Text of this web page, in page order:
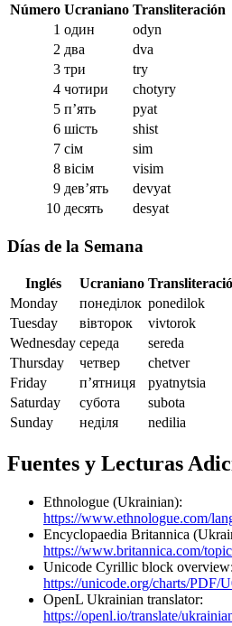
Número Ucraniano Transliteración
1 один
odyn
2 два
dva
3 три
try
4 чотири
chotyry
5 п’ять
pyat
6 шість
shist
7 сім
sim
8 вісім
visim
9 дев’ять
devyat
10 десять desyat
Días de la Semana
Inglés Ucraniano
Monday
понеділок ponedilok
Tuesday
вівторок
vivtorok
Wednesday середа
sereda
Thursday
четвер
chetver
Friday
п’ятниця
pyatnytsia
Saturday
субота
subota
Sunday
неділя nedilia
Fuentes y Lecturas
Ethnologue (Ukrainian):
https://www.ethnologue.com/
Encyclopaedia Britannica
https://www.britannica.com/
Unicode Cyrillic block overview:
https://unicode.org/charts/PDF/
OpenL Ukrainian translator:
https://openl.io/translate/